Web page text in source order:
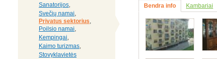
Sanatorijos,
Svečių namai,
Privatus sektorius,
Poilsio namai,
Kempingai,
Kaimo turizmas,
Stovyklavietės
Bendra info Kambariai